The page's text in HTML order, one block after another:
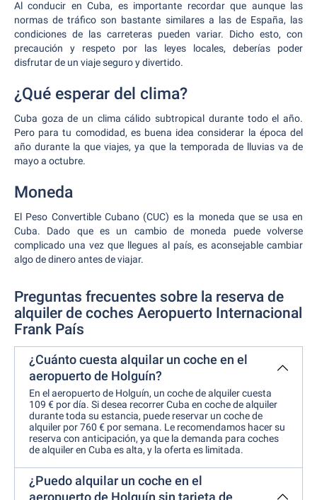
Al conducir en Cuba, es importante recordar que aunque las
normas de tráfico son bastante similares a las de España, las
condiciones de las carreteras pueden variar. Dicho esto, con
precaución y respeto por las leyes locales, deberías poder
disfrutar de un viaje seguro y divertido.
¿Qué esperar del clima?
Cuba goza de un clima cálido subtropical durante todo el año.
Pero para tu comodidad, es buena idea considerar la época del
año durante la que viajes, ya que la temporada de lluvias va de
mayo a octubre.
Moneda
El Peso Convertible Cubano (CUC) es la moneda que se usa en
Cuba. Dado que es un cambio de moneda puede volverse
complicado una vez que llegues al país, es aconsejable cambiar
algo de dinero antes de viajar.
Preguntas frecuentes sobre la reserva de
alquiler de coches Aeropuerto Internacional
Frank País
¿Cuánto cuesta alquilar un coche en el
aeropuerto de Holguín?
En el aeropuerto de Holguín, un coche de alquiler cuesta
109 € por día. Si desea recorrer Cuba en coche de alquiler
durante toda su estancia, puede reservar un coche de
alquiler por 760 € por semana. Le recomendamos hacer su
reserva con anticipación, ya que la demanda para coches
de alquiler en Cuba es alta, y la oferta es limitada.
¿Puedo alquilar un coche en el
aeropuerto de Holguín sin tarjeta de